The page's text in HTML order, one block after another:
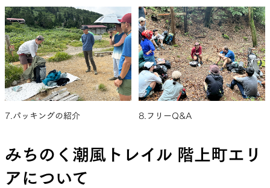
7.パッキングの紹介 8.フリーQ&A
みちのく潮風トレイル 階上町エリ
アについて